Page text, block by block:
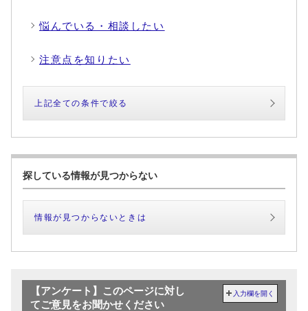
悩んでいる・相談したい
注意点を知りたい
上記全ての条件で絞る
探している情報が見つからない
情報が見つからないときは
【アンケート】このページに対し
てご意見をお聞かせください
入力欄を開く